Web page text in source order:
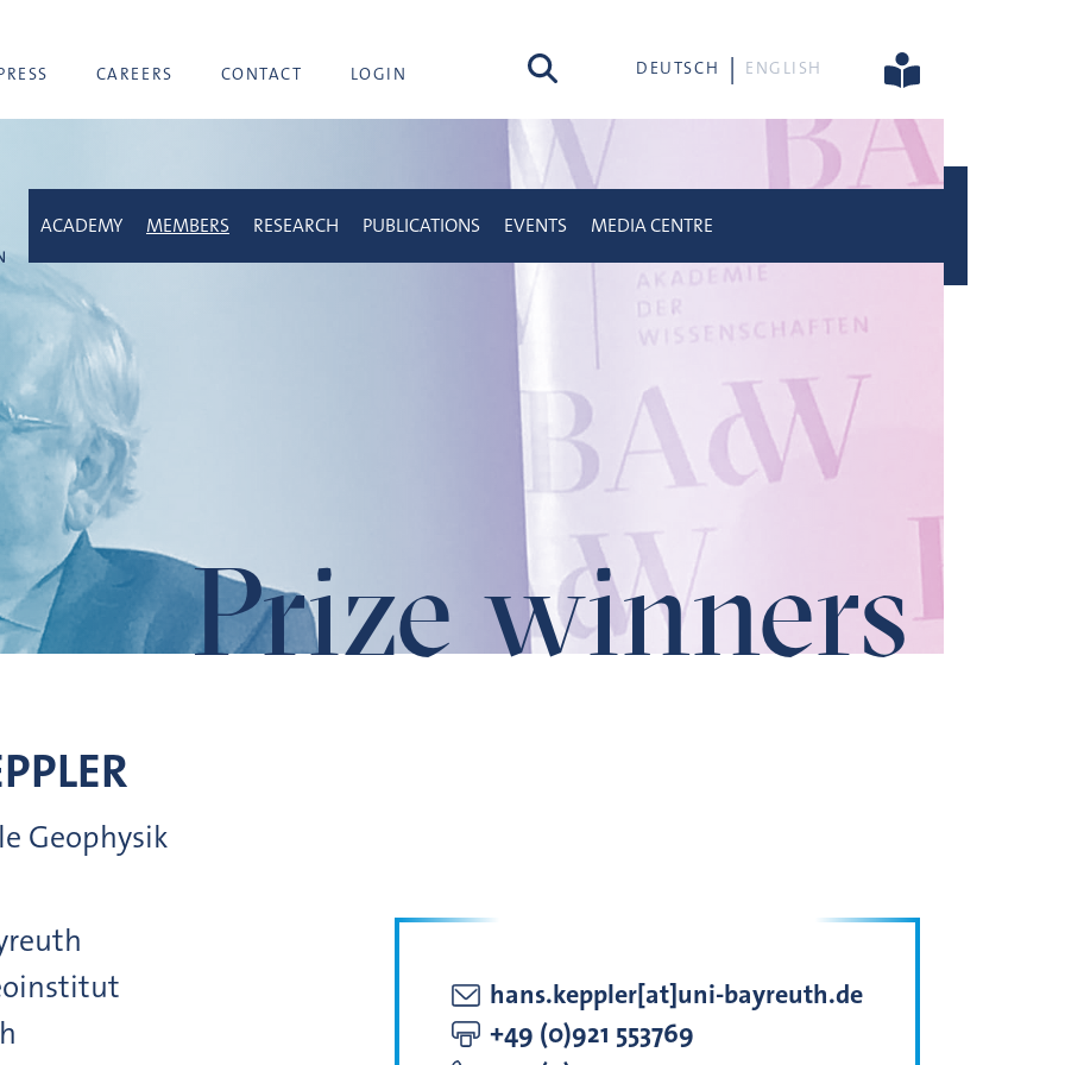
CAREERS CONTACT LOGIN search DEUTSCH ENGLISH
Prize winners
ACADEMY MEMBERS RESEARCH PUBLICATIONS EVENTS MEDIA CENTRE
Geophysik
hans.keppler[at]uni-bayreuth.de
+49 (0)921 553769